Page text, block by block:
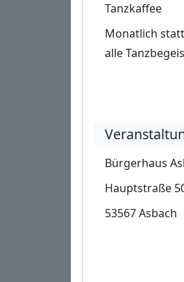
Tanzkaffee
Monatlich
alle
Bürgerhaus
Hauptstraße
53567 Asbach